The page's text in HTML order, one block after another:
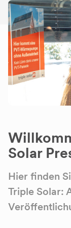
Solar
Hier finden
Triple Solar: